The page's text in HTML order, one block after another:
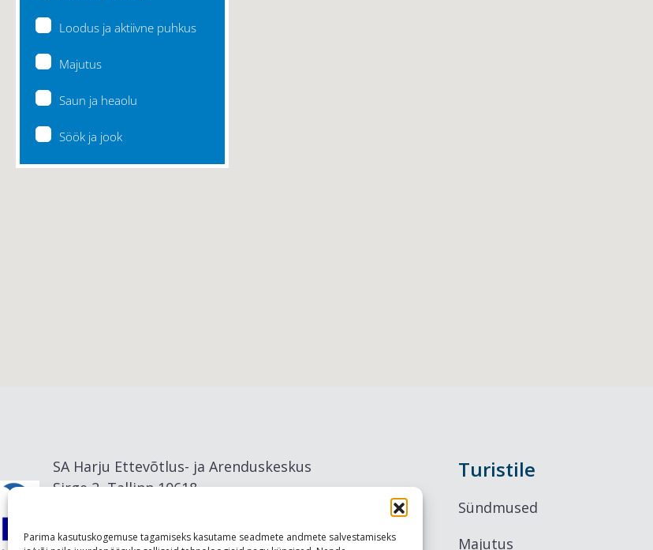
Parima kasutuskogemuse tagamiseks kasutame seadmete andmete salvestamiseks
Loodus ja aktiivne puhkus
Majutus
Saun ja heaolu
Söök ja jook
SA Harju Ettevõtlus- ja Arenduskeskus
Sirge 2, Tallinn 10618
Turistile
Sündmused
Majutus